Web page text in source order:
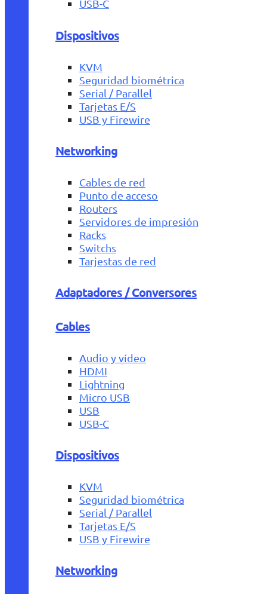
USB-C
Dispositivos
KVM
Seguridad biométrica
Serial / Parallel
Tarjetas E/S
USB y Firewire
Networking
Cables de red
Punto de acceso
Routers
Servidores de impresión
Racks
Switchs
Tarjestas de red
Adaptadores / Conversores
Cables
Audio y vídeo
HDMI
Lightning
Micro USB
USB
USB-C
Dispositivos
KVM
Seguridad biométrica
Serial / Parallel
Tarjetas E/S
USB y Firewire
Networking